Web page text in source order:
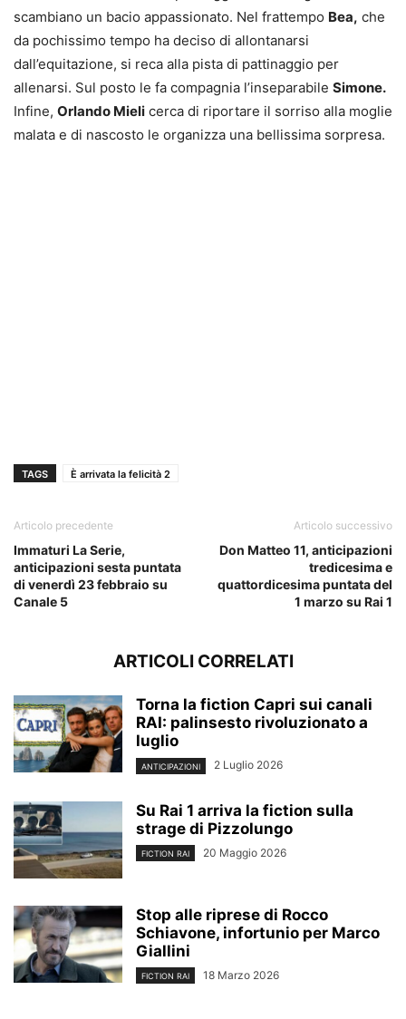
scambiano un bacio appassionato. Nel frattempo Bea, che
da pochissimo tempo ha deciso di allontanarsi
dall’equitazione, si reca alla pista di pattinaggio per
allenarsi. Sul posto le fa compagnia l’inseparabile Simone.
Infine, Orlando Mieli cerca di riportare il sorriso alla moglie
malata e di nascosto le organizza una bellissima sorpresa.
TAGS È arrivata la felicità 2
Articolo precedente
Immaturi La Serie,
anticipazioni sesta puntata
di venerdì 23 febbraio su
Canale 5
Articolo successivo
Don Matteo 11, anticipazioni
tredicesima e
quattordicesima puntata del
1 marzo su Rai 1
ARTICOLI CORRELATI
Torna la fiction Capri sui canali
RAI: palinsesto rivoluzionato a
luglio
ANTICIPAZIONI 2 Luglio 2026
Su Rai 1 arriva la fiction sulla
strage di Pizzolungo
FICTION RAI 20 Maggio 2026
Stop alle riprese di Rocco
Schiavone, infortunio per Marco
Giallini
FICTION RAI 18 Marzo 2026